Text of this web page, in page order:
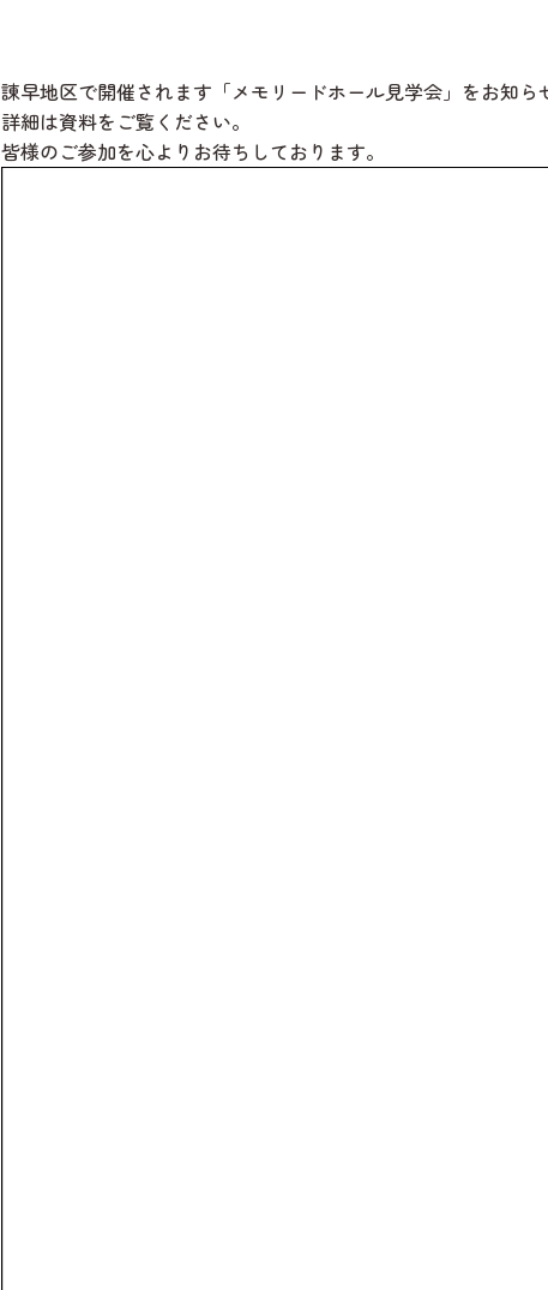
諌早地区で開催されます「メモリードホール見学会」をお知ら
詳細は資料をご覧ください。
皆様のご参加を心よりお待ちしております。